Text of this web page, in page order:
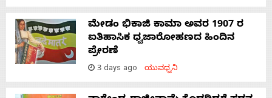
ಮೇಡಂ ಭಿಕಾಜಿ ಕಾಮಾ ಅವರ 1907 ರ
ಐತಿಹಾಸಿಕ ಧ್ವಜಾರೋಹಣದ ಹಿಂದಿನ
ಪ್ರೇರಣೆ
3 days ago ಯುವಧ್ವನಿ